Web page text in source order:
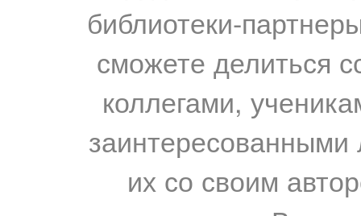
библиотеки-
сможете делиться
коллегами,
их со своим